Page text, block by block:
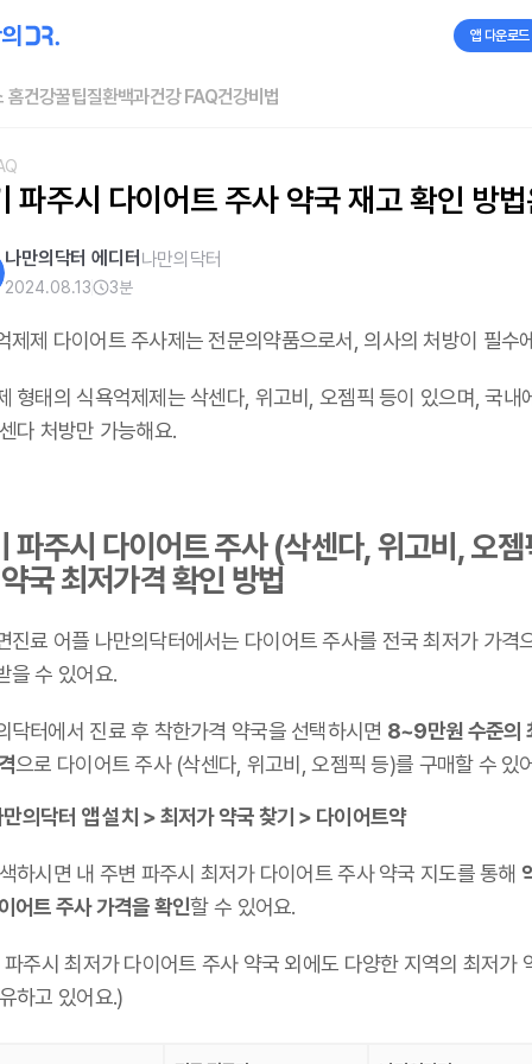
앱 다운로드
홈건강꿀팁질환백과건강 FAQ건강비법
파주시 다이어트 주사 약국 재고 확인 방
나만의닥터 에디터 나만의닥터
2024.08.13 3분
제제 다이어트 주사제는 전문의약품으로서, 의사의 처방이 필수
형태의 식욕억제제는 삭센다, 위고비, 오젬픽 등이 있으며,국내
다 처방만 가능해요.
파주시 다이어트 주사 (삭센다, 위고비, 오젬
국 최저가격 확인 방법
진료 어플 나만의닥터에서는 다이어트 주사를 전국 최저가 가격
을 수 있어요.
닥터에서 진료 후 착한가격 약국을 선택하시면 8~9만원 수준의
으로 다이어트 주사 (삭센다, 위고비, 오젬픽 등)를 구매할 수 있
의닥터 앱 설치 > 최저가 약국 찾기 > 다이어트약
하시면 내 주변 파주시 최저가 다이어트 주사 약국 지도를 통해
어트 주사 가격을 확인할 수 있어요.
주시 최저가 다이어트 주사 약국 외에도 다양한 지역의 최저가
하고 있어요.)